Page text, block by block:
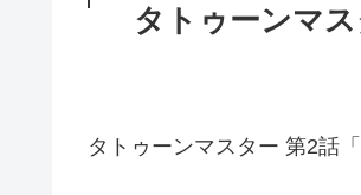
タトゥーンマ
タトゥーンマスター 第2話